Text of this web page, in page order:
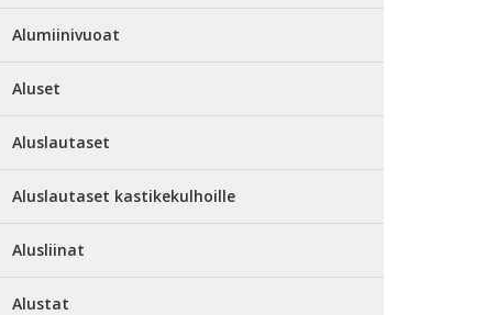
Alumiinivuoat
Aluset
Aluslautaset
Aluslautaset kastikekulhoille
Alusliinat
Alustat